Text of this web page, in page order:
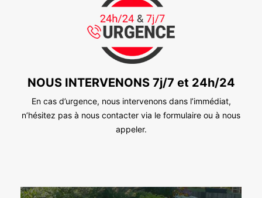
NOUS INTERVENONS 7j/7 et 24h/24
En cas d’urgence, nous intervenons dans l’immédiat,
n’hésitez pas à nous contacter via le formulaire ou à nous
appeler.